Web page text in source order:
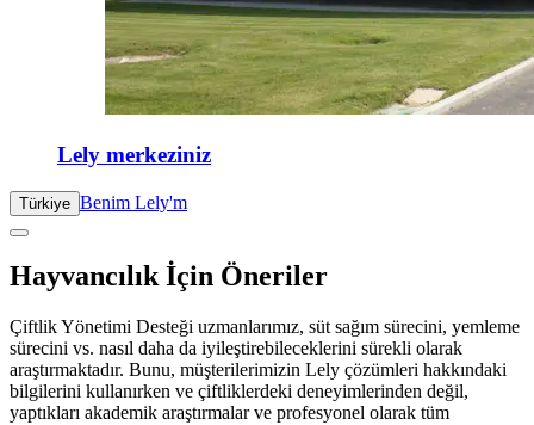
Lely merkeziniz
Türkiye Benim Lely'm
Hayvancılık İçin Öneriler
Çiftlik Yönetimi Desteği uzmanlarımız, süt sağım sürecini, yemleme
sürecini vs. nasıl daha da iyileştirebileceklerini sürekli olarak
araştırmaktadır. Bunu, müşterilerimizin Lely çözümleri hakkındaki
bilgilerini kullanırken ve çiftliklerdeki deneyimlerinden değil,
yaptıkları akademik araştırmalar ve profesyonel olarak tüm